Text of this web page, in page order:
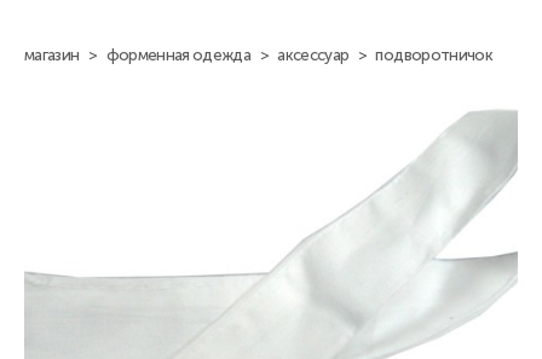
магазин > форменная одежда > аксессуар > подворотничок